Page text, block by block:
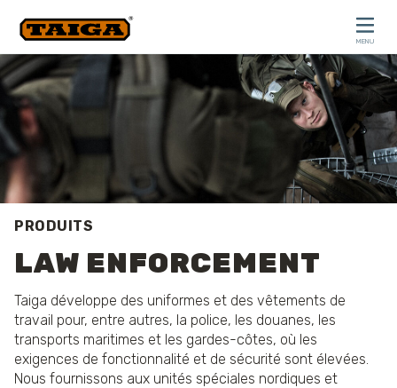
MENU
PRODUITS
LAW ENFORCEMENT
Taiga développe des uniformes et des vêtements de
travail pour, entre autres, la police, les douanes, les
transports maritimes et les gardes-côtes, où les
exigences de fonctionnalité et de sécurité sont élevées.
Nous fournissons aux unités spéciales nordiques et